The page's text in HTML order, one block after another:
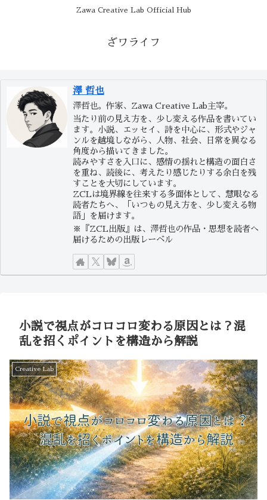
Zawa Creative Lab Official Hub
ざワライフ
澤 哲也
澤哲也。作家、Zawa Creative Lab主宰。
当たり前の見え方を、少し変える作品を書いてい
ます。小説、エッセイ、詩を中心に、形式やジャ
ンルを越境しながら、人物、社会、日常を異なる
角度から描いてきました。
読みやすさを入口に、感情の揺れと構造の面白さ
を重ね、読後に、考えたり感じたりする余白を残
すことを大切にしています。
ZCLは境界線を往来する多面体として、慧眼なる
読者たちへ、「いつもの見え方を、少し変える物
語」を届けます。
※『ZCL出版』は、澤哲也の作品・思想を読者へ
届けるための出版レーベル
小説で視点がコロコロ変わる原因とは？混
乱を招くポイントを構造から解説
Creative Lab